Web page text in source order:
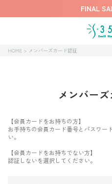
FINAL
HOME メンバーズカード認証
メンバー
【会員カードをお持ちの方】
お手持ちの会員カード番号とパスワー
い。
【会員カードをお持ちでない方】
認証しないを選択してください。